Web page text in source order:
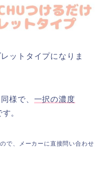
ットタイプになりま
様で、 一択の濃度
す。
で、メーカーに直接問い合わせ